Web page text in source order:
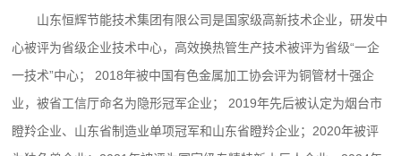
山东恒辉节能技术集团有限公司是国家级高新技术企业，研发中
心被评为省级企业技术中心，高效换热管生产技术被评为省级“一企
一技术”中心； 2018年被中国有色金属加工协会评为铜管材十强企
业，被省工信厅命名为隐形冠军企业； 2019年先后被认定为烟台市
瞪羚企业、山东省制造业单项冠军和山东省瞪羚企业；2020年被评